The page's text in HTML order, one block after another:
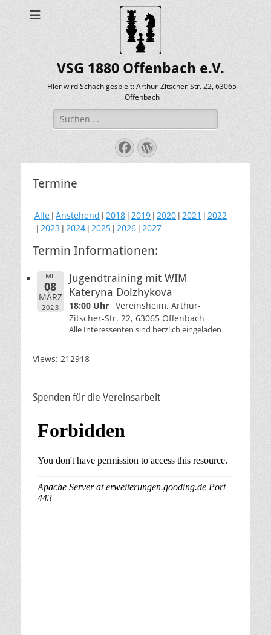
VSG 1880 Offenbach e.V.
Hier wird Schach gespielt: Arthur-Zitscher-Str. 22, 63065
Offenbach
Suche
nach:
Facebook
WordPress
Termine
Alle Anstehend 2018 2019 2020 2021
2022
2023 2024 2025 2026 2027
Termin Informationen:
MI.
08
MÄRZ
2023
Jugendtraining mit WIM
Kateryna Dolzhykova
18:00 Uhr Vereinsheim, Arthur-
Zitscher-Str. 22, 63065 Offenbach
Alle Interessenten sind herzlich eingeladen
Views: 212918
Spenden für die Vereinsarbeit